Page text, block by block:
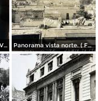
Patio del colegio de las Vizcainas por el fotografo Hugo Brehme. Panorama vista norte. ( Fechada el 20 de Junio de 1905 ).